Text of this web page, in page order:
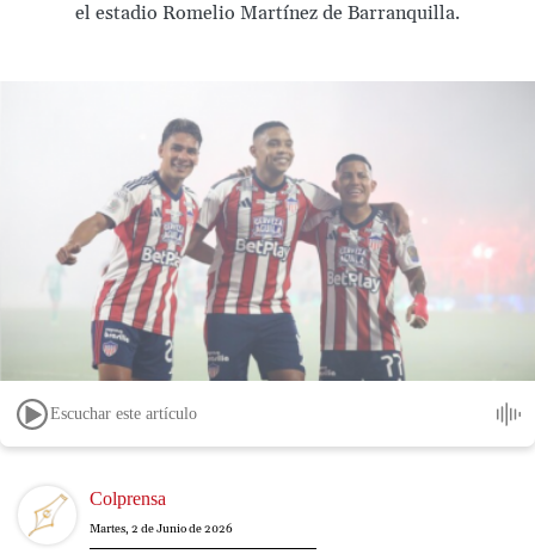
el estadio Romelio Martínez de Barranquilla.
Escuchar este artículo
Image Colprensa
Martes, 2 de Junio de 2026